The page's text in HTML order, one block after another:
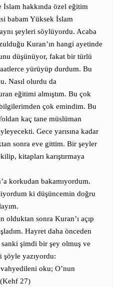
hakkında özel eğitim
babam Yüksek İslam
şeyleri söylüyordu. Acaba
Kuran’ın hangi ayetinde
düşünüyor, fakat bir türlü
yürüyüp durdum. Bu
Nasıl olurdu da
eğitimi almıştım. Bu çok
çok emindim. Bu
kaç tane müslüman
Gece yarısına kadar
sonra eve gittim. Bir şeyler
kitapları karıştırmaya
korkudan bakamıyordum.
ki düşüncemin doğru
sonra Kuran’ı açıp
Hayret daha önceden
şimdi bir şey olmuş ve
şöyle yazıyordu:
oku; O’nun
27)